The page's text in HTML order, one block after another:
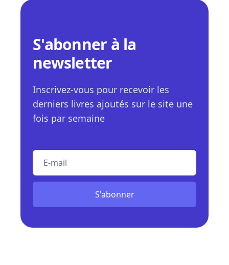
S'abonner à la
newsletter
Inscrivez-vous pour recevoir les
derniers livres ajoutés sur le site une
fois par semaine
S'abonner